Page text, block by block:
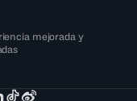
mejorada y